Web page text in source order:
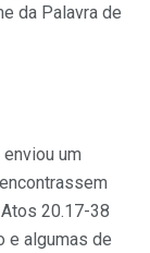
da Palavra de
um
20.17-38
e algumas de